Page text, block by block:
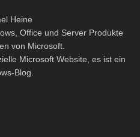
Heine
Office und Server Produkte
von Microsoft.
Microsoft Website, es ist ein
Blog.